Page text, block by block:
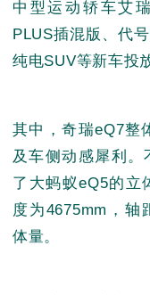
中型运动轿车艾
PLUS插混版、代
纯电SUV等新车投
其中，奇瑞eQ7整
及车侧动感犀利。
了大蚂蚁eQ5的立
度为4675mm，轴
体量。